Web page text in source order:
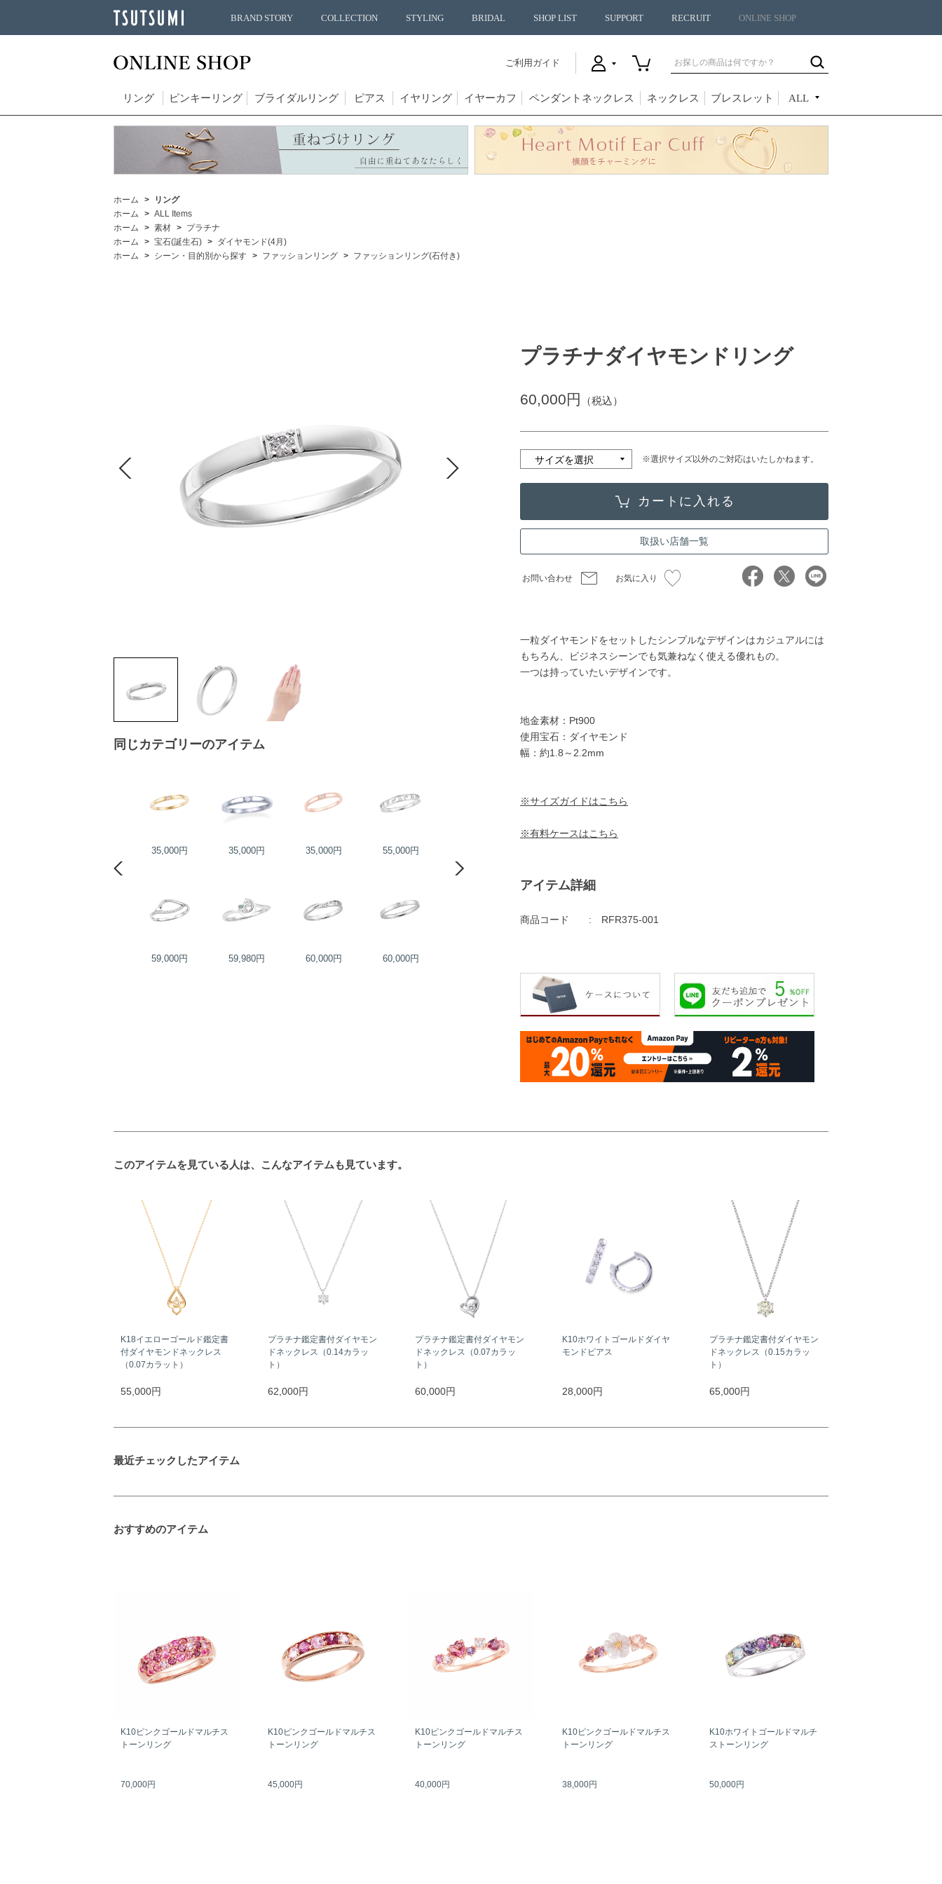
BRAND STORY COLLECTION STYLING BRIDAL SHOP LIST SUPPORT RECRUIT ONLINE SHOP
ご利用ガイド
リング ピンキーリング ブライダルリング ピアス イヤリング イヤーカフ ペンダントネックレス ネックレス ブレスレット ALL
ホーム
リング
ホーム
ALL Items
ホーム
素材
プラチナ
ホーム
宝石(誕生石)
ダイヤモンド(4月)
ホーム
シーン・目的別から探す ファッションリング ファッションリング(石付き)
同じカテゴリーのアイテム
35,000円 35,000円 35,000円 55,000円
59,000円 59,980円 60,000円 60,000円
プラチナダイヤモンドリング
60,000円 （税込）
※選択サイズ以外のご対応はいたしかねます。
取扱い店舗一覧
お問い合わせ お気に入り
一粒ダイヤモンドをセットしたシンプルなデザインはカジュアルには
もちろん、ビジネスシーンでも気兼ねなく使える優れもの。
一つは持っていたいデザインです。
地金素材：Pt900
使用宝石：ダイヤモンド
幅：約1.8～2.2mm
※サイズガイドはこちら
※有料ケースはこちら
アイテム詳細
商品コード RFR375-001
このアイテムを見ている人は、こんなアイテムも見ています。
K18イエローゴールド鑑定書
付ダイヤモンドネックレス
（0.07カラット）
55,000円
プラチナ鑑定書付ダイヤモン
ドネックレス（0.14カラッ
ト）
62,000円
プラチナ鑑定書付ダイヤモン
ドネックレス（0.07カラッ
ト）
60,000円
K10ホワイトゴールドダイヤ
モンドピアス
28,000円
プラチナ鑑定書付ダイヤモン
ドネックレス（0.15カラッ
ト）
65,000円
最近チェックしたアイテム
おすすめのアイテム
K10ピンクゴールドマルチス
トーンリング
70,000円
K10ピンクゴールドマルチス
トーンリング
45,000円
K10ピンクゴールドマルチス
トーンリング
40,000円
K10ピンクゴールドマルチス
トーンリング
38,000円
K10ホワイトゴールドマルチ
ストーンリング
50,000円